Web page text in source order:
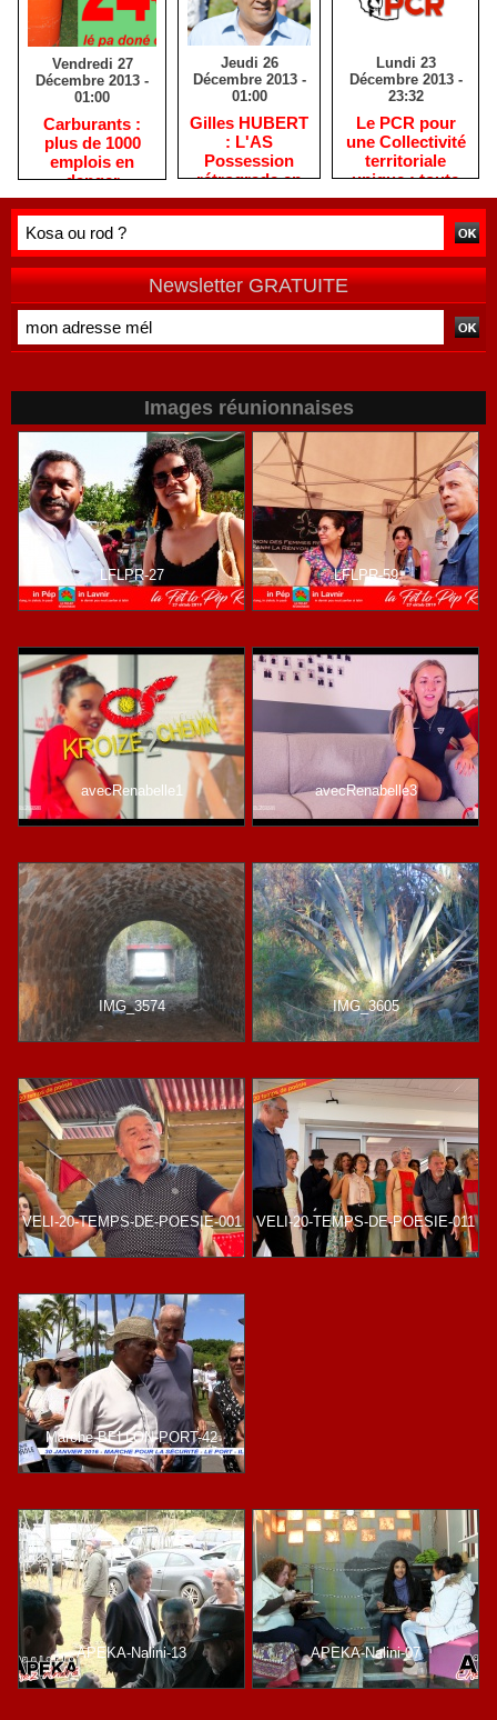
Vendredi 27
Décembre 2013 -
01:00
Carburants :
plus de 1000
emplois en
danger
Jeudi 26
Décembre 2013 -
01:00
Gilles HUBERT
: L'AS
Possession
rétrograde en
deuxième
division
Lundi 23
Décembre 2013 -
23:32
Le PCR pour
une Collectivité
territoriale
unique : toute
autre prise de
position ne peut
qu'individuelle
Newsletter GRATUITE
Images réunionnaises
LFLPR-27 LFLPR-59
avecRenabelle1 avecRenabelle3
IMG_3574 IMG_3605
VELI-20-TEMPS-DE-POESIE-001 VELI-20-TEMPS-DE-POESIE-011
Marche-BELLON-PORT-42
APEKA-Nalini-13 APEKA-Nalini-07